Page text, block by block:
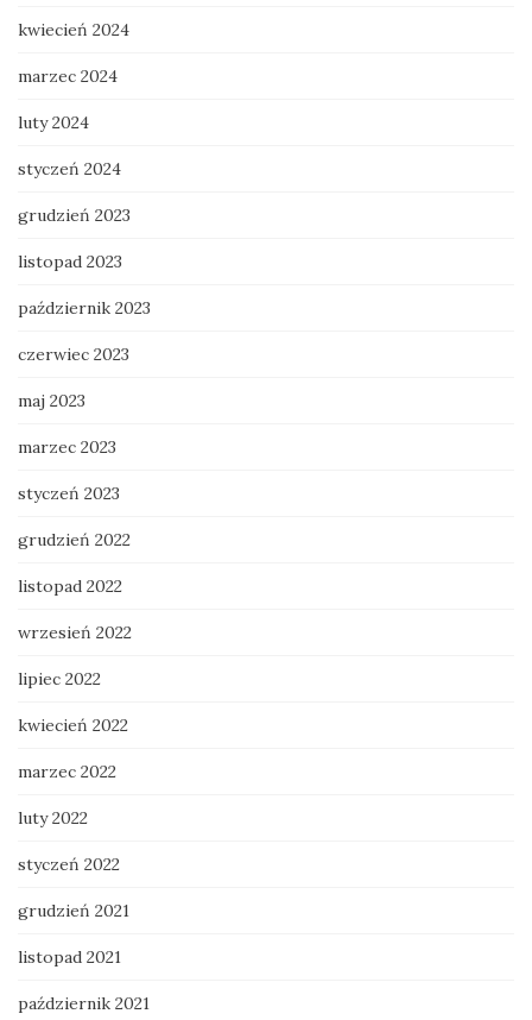
kwiecień 2024
marzec 2024
luty 2024
styczeń 2024
grudzień 2023
listopad 2023
październik 2023
czerwiec 2023
maj 2023
marzec 2023
styczeń 2023
grudzień 2022
listopad 2022
wrzesień 2022
lipiec 2022
kwiecień 2022
marzec 2022
luty 2022
styczeń 2022
grudzień 2021
listopad 2021
październik 2021